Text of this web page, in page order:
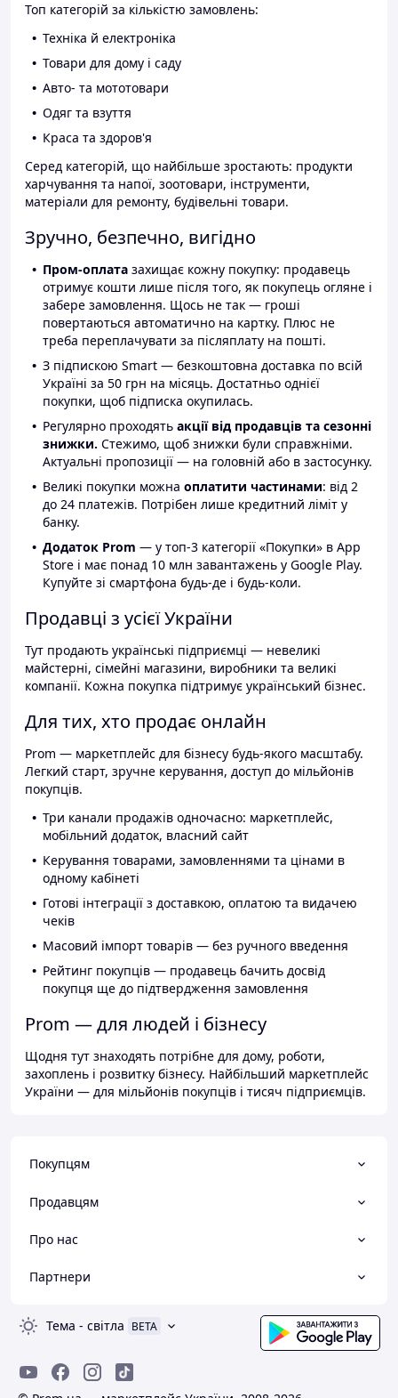
Топ категорій за кількістю замовлень:
Техніка й електроніка
Товари для дому і саду
Авто- та мототовари
Одяг та взуття
Краса та здоров'я
Серед категорій, що найбільше зростають: продукти
харчування та напої, зоотовари, інструменти,
матеріали для ремонту, будівельні товари.
Зручно, безпечно, вигідно
Пром-оплата захищає кожну покупку: продавець
отримує кошти лише після того, як покупець огляне і
забере замовлення. Щось не так — гроші
повертаються автоматично на картку. Плюс не
треба переплачувати за післяплату на пошті.
З підпискою Smart — безкоштовна доставка по всій
Україні за 50 грн на місяць. Достатньо однієї
покупки, щоб підписка окупилась.
Регулярно проходять акції від продавців та сезонні
знижки. Стежимо, щоб знижки були справжніми.
Актуальні пропозиції — на головній або в застосунку.
Великі покупки можна оплатити частинами: від 2
до 24 платежів. Потрібен лише кредитний ліміт у
банку.
Додаток Prom — у топ-3 категорії «Покупки» в App
Store і має понад 10 млн завантажень у Google Play.
Купуйте зі смартфона будь-де і будь-коли.
Продавці з усієї України
Тут продають українські підприємці — невеликі
майстерні, сімейні магазини, виробники та великі
компанії. Кожна покупка підтримує український бізнес.
Для тих, хто продає онлайн
Prom — маркетплейс для бізнесу будь-якого масштабу.
Легкий старт, зручне керування, доступ до мільйонів
покупців.
Три канали продажів одночасно: маркетплейс,
мобільний додаток, власний сайт
Керування товарами, замовленнями та цінами в
одному кабінеті
Готові інтеграції з доставкою, оплатою та видачею
чеків
Масовий імпорт товарів — без ручного введення
Рейтинг покупців — продавець бачить досвід
покупця ще до підтвердження замовлення
Prom — для людей і бізнесу
Щодня тут знаходять потрібне для дому, роботи,
захоплень і розвитку бізнесу. Найбільший маркетплейс
України — для мільйонів покупців і тисяч підприємців.
Покупцям
Продавцям
Про нас
Партнери
Тема - світла BETA